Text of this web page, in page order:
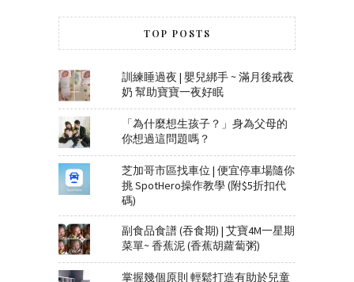
好休息。撇除化療
帶來的種種不適，
在美國過得最「輕
鬆」的日子，有這
麼好的家人們，真
的是連生病都是有
福的。下週一要進
行第二次化療，希
望這次不要再被退
貨，希望肝指數能
快降到標準值，希
望能夜夜好眠，也
希望肺炎疫情能盡
快控制住，大家都
能平安又健康。
TOP POSTS
訓練睡過夜 | 嬰兒綁手 ~ 滿月後戒夜
奶 幫助寶寶一夜好眠
「為什麼想生孩子？」身為父母的
你想過這問題嗎？
芝加哥市區找車位 | 便宜停車場隨你
挑 SpotHero操作教學 (附$5折扣代
碼)
副食品食譜 (吞食期) | 艾寶4M一星期
菜單~ 香蕉泥 (香蕉胡蘿蔔粥)
掌握幾個原則 輕鬆打造有助於兒童